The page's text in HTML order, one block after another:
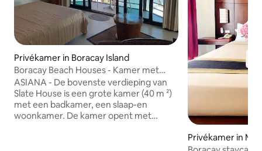
Privékamer in Boracay Island
Boracay Beach Houses - Kamer met
veranda
ASIANA - De bovenste verdieping van
Slate House is een grote kamer (40 m ²)
met een badkamer, een slaap-en
woonkamer. De kamer opent met
Privékamer in